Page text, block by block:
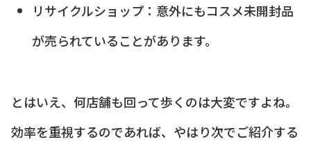
リサイクルショップ：意外にもコスメ未開封品
が売られていることがあります。
とはいえ、何店舗も回って歩くのは大変ですよね。
効率を重視するのであれば、やはり次でご紹介する